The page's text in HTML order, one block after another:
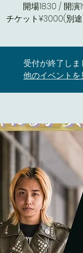
開場18:30 / 開演
チケット¥3000(別
受付が終了しま
他のイベントを